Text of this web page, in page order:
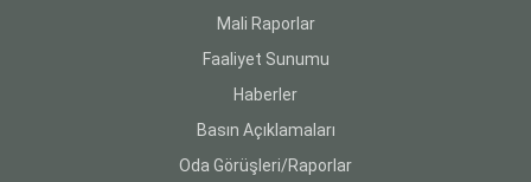
Mali Raporlar
Faaliyet Sunumu
Haberler
Basın Açıklamaları
Oda Görüşleri/Raporlar